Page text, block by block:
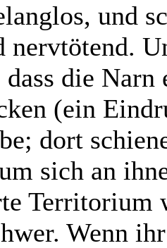
und
nervtötend.
die
(ein
dort
sich an
Wenn